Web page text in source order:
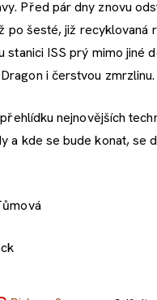
Před pár dny znovu
po šesté, již recyklovaná
stanici ISS prý mimo jiné
i čerstvou zmrzlinu.
nejnovějších
a kde se bude konat, se